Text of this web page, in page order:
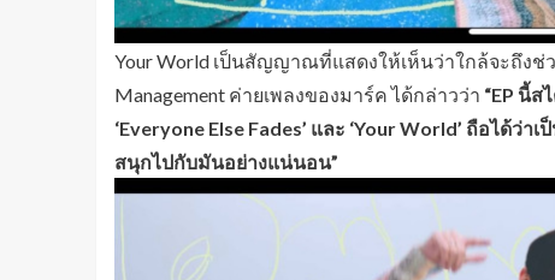
Your World เป็นสัญญาณที่แสดงให้เห็นว่าใกล้จะถึงช่
Management ค่ายเพลงของมาร์ค ได้กล่าวว่า “EP นี้
‘Everyone Else Fades’ และ ‘Your World’ ถือได้ว่
สนุกไปกับมันอย่างแน่นอน”